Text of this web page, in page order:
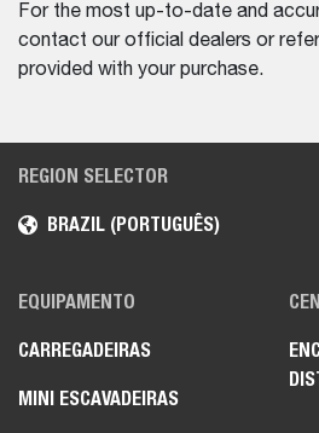
For the most up-to-date and
contact our official dealers or
provided with your purchase.
REGION SELECTOR
BRAZIL (PORTUGUÊS)
EQUIPAMENTO
CARREGADEIRAS
MINI ESCAVADEIRAS